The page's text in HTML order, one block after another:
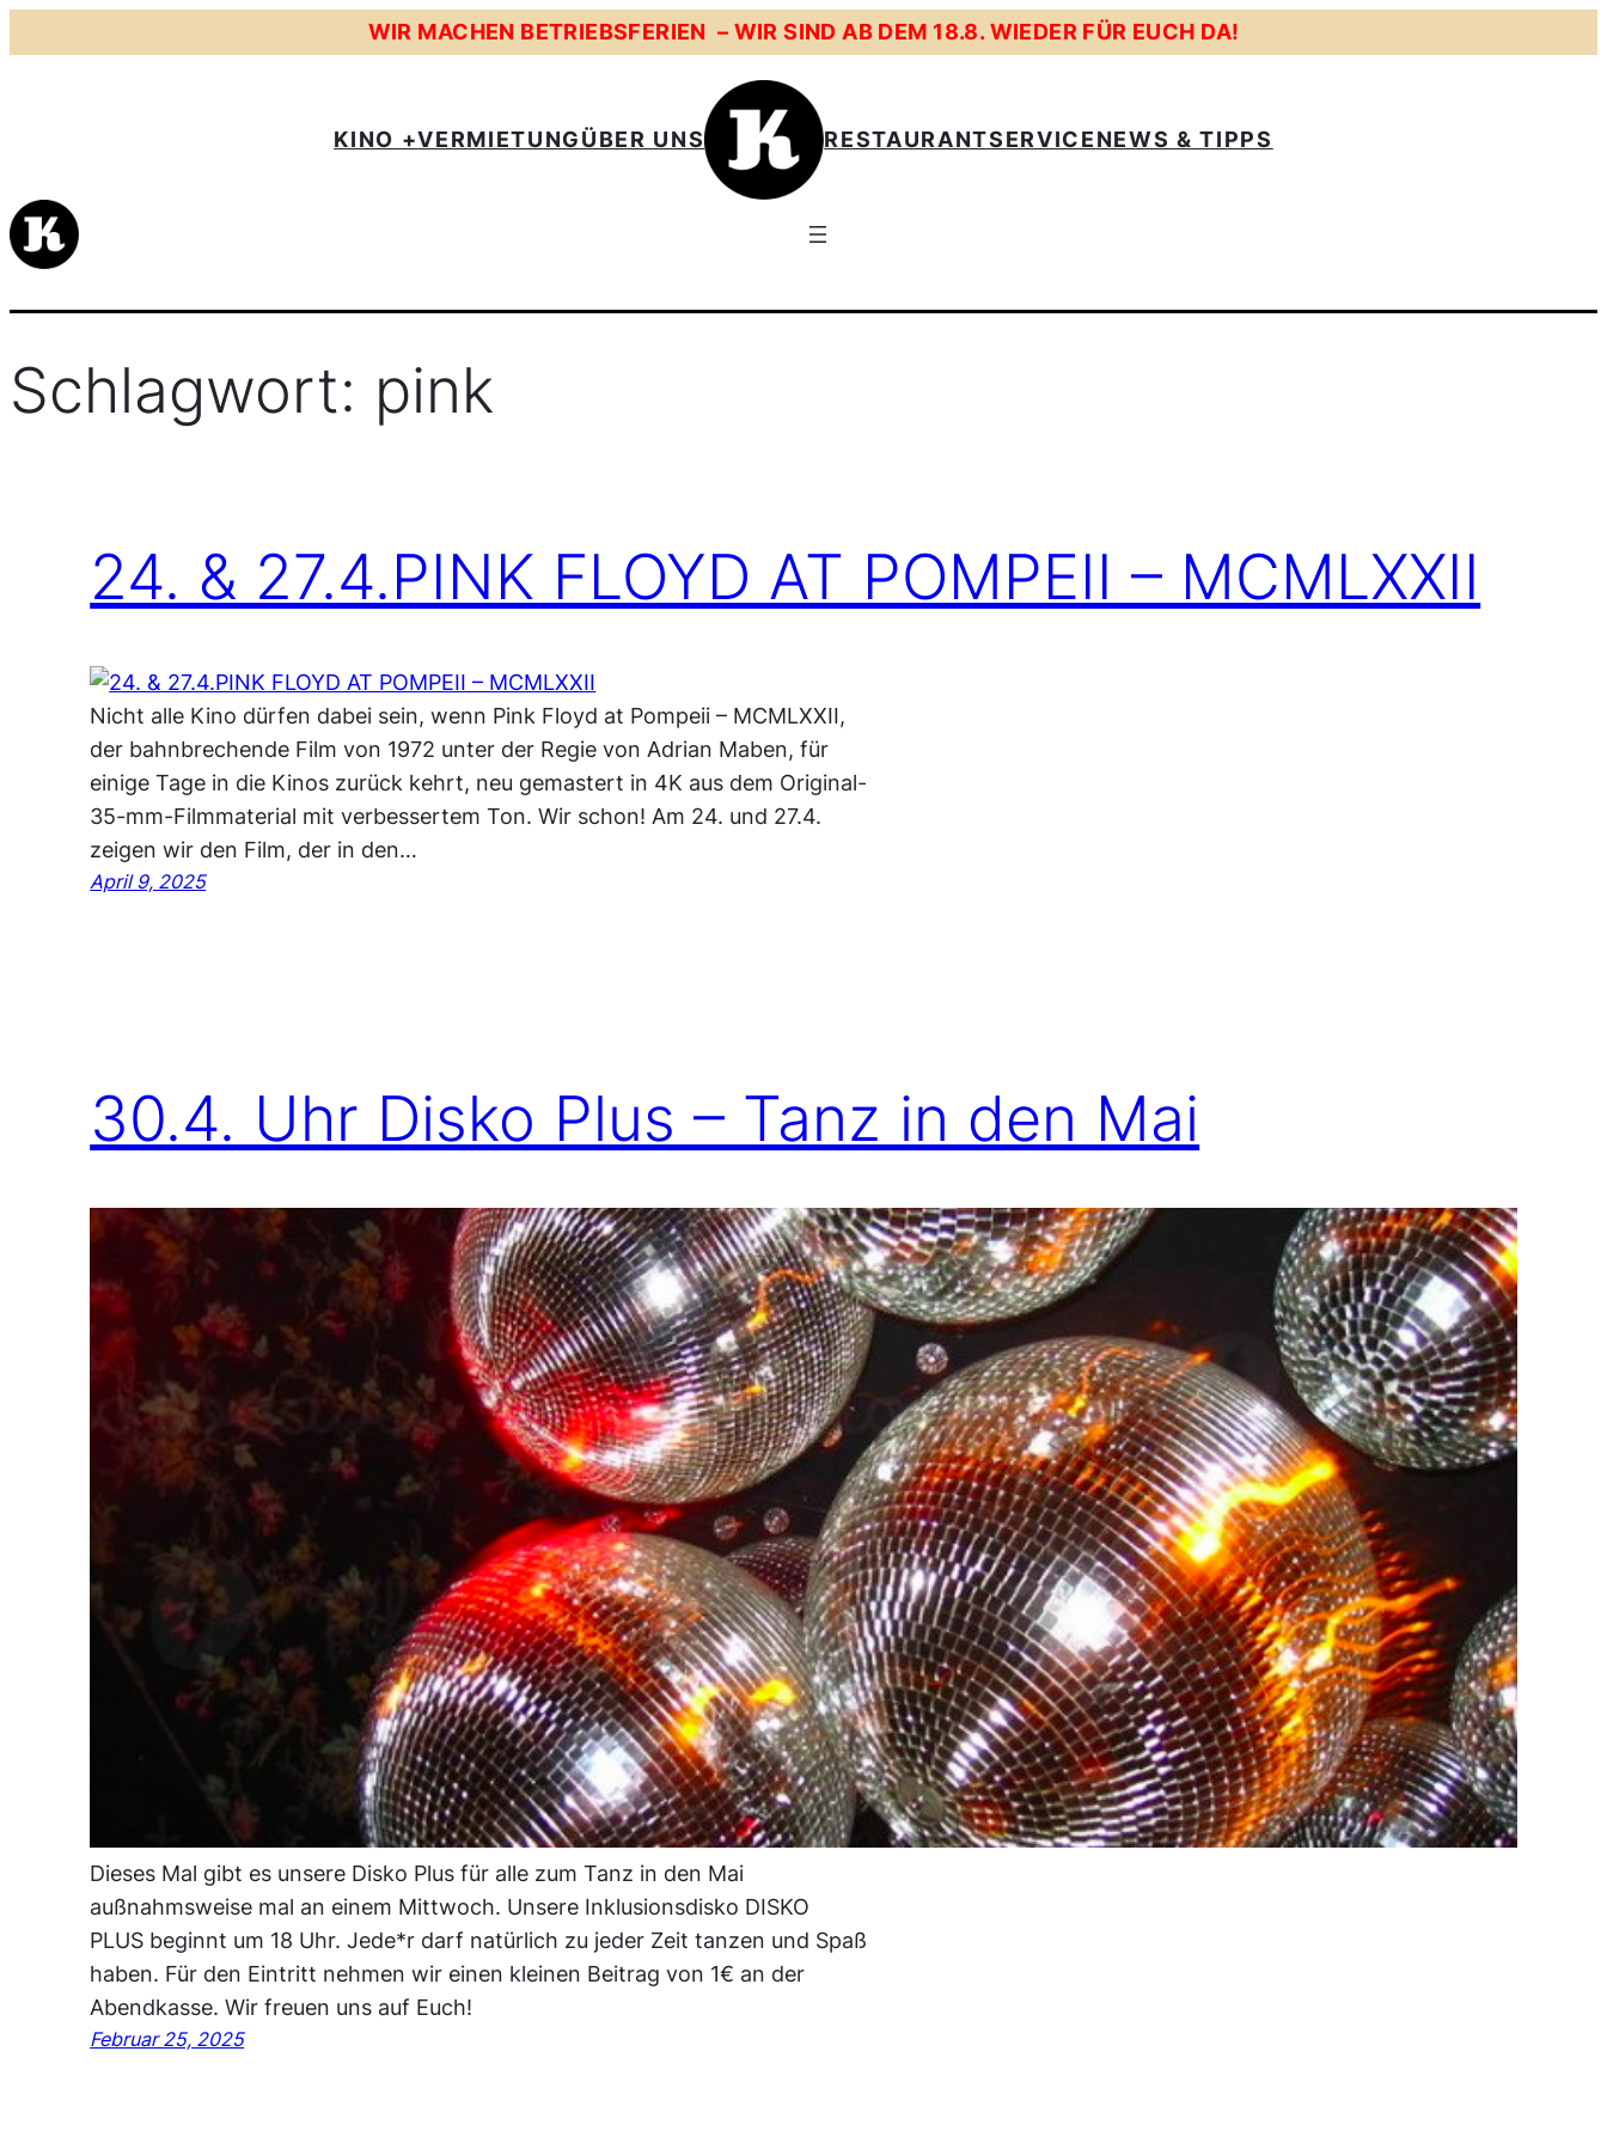
Inhalt
WIR MACHEN BETRIEBSFERIEN – WIR SIND AB DEM 18.8. WIEDER FÜR EUCH DA!
KINO +VERMIETUNGÜBER UNS RESTAURANTSERVICENEWS & TIPPS
Schlagwort: pink
24. & 27.4.PINK FLOYD AT POMPEII – MCMLXXII
Nicht alle Kino dürfen dabei sein, wenn Pink Floyd at Pompeii – MCMLXXII,
der bahnbrechende Film von 1972 unter der Regie von Adrian Maben, für
einige Tage in die Kinos zurück kehrt, neu gemastert in 4K aus dem Original-
35-mm-Filmmaterial mit verbessertem Ton. Wir schon! Am 24. und 27.4.
zeigen wir den Film, der in den…
April 9, 2025
30.4. Uhr Disko Plus – Tanz in den Mai
Dieses Mal gibt es unsere Disko Plus für alle zum Tanz in den Mai
außnahmsweise mal an einem Mittwoch. Unsere Inklusionsdisko DISKO
PLUS beginnt um 18 Uhr. Jede*r darf natürlich zu jeder Zeit tanzen und Spaß
haben. Für den Eintritt nehmen wir einen kleinen Beitrag von 1€ an der
Abendkasse. Wir freuen uns auf Euch!
Februar 25, 2025